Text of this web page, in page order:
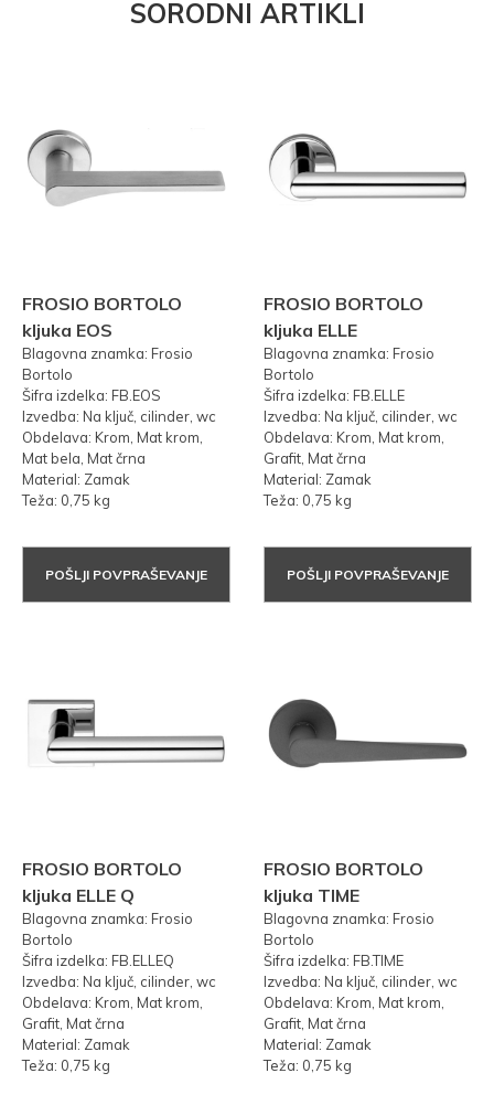
SORODNI ARTIKLI
FROSIO BORTOLO
kljuka EOS
Blagovna znamka: Frosio
Bortolo
Šifra izdelka: FB.EOS
Izvedba: Na ključ, cilinder, wc
Obdelava: Krom, Mat krom,
Mat bela, Mat črna
Material: Zamak
Teža: 0,75 kg
POŠLJI POVPRAŠEVANJE
FROSIO BORTOLO
kljuka ELLE
Blagovna znamka: Frosio
Bortolo
Šifra izdelka: FB.ELLE
Izvedba: Na ključ, cilinder, wc
Obdelava: Krom, Mat krom,
Grafit, Mat črna
Material: Zamak
Teža: 0,75 kg
POŠLJI POVPRAŠEVANJE
FROSIO BORTOLO
kljuka ELLE Q
Blagovna znamka: Frosio
Bortolo
Šifra izdelka: FB.ELLEQ
Izvedba: Na ključ, cilinder, wc
Obdelava: Krom, Mat krom,
Grafit, Mat črna
Material: Zamak
Teža: 0,75 kg
FROSIO BORTOLO
kljuka TIME
Blagovna znamka: Frosio
Bortolo
Šifra izdelka: FB.TIME
Izvedba: Na ključ, cilinder, wc
Obdelava: Krom, Mat krom,
Grafit, Mat črna
Material: Zamak
Teža: 0,75 kg